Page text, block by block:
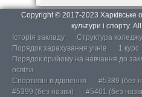
Copyright © 2017-2023 Харківське
культури і спорту.
Історія закладу
Структура коледжу
Порядок зарахування учнів
1 курс
Порядок прийому на навчання до
освіти
Спортивні відділення
#5389 (без
#5399 (без назви)
#5401 (без